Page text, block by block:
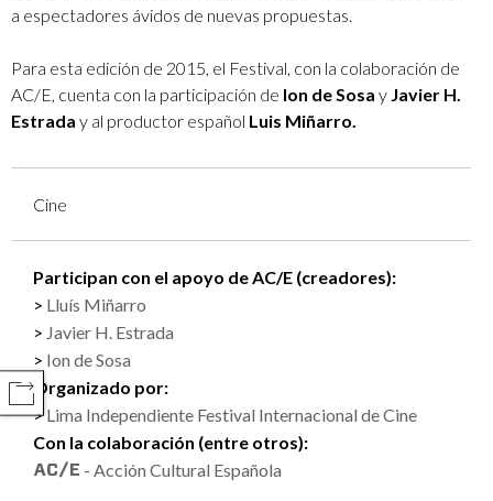
COMPARTIR
a espectadores ávidos de nuevas propuestas.
Para esta edición de 2015, el Festival, con la colaboración de
AC/E, cuenta con la participación de Ion de Sosa y Javier H.
Estrada y al productor español Luis Miñarro.
Cine
Participan con el apoyo de AC/E (creadores):
Lluís Miñarro
Javier H. Estrada
Ion de Sosa
Organizado por:
Lima Independiente Festival Internacional de Cine
Con la colaboración (entre otros):
- Acción Cultural Española